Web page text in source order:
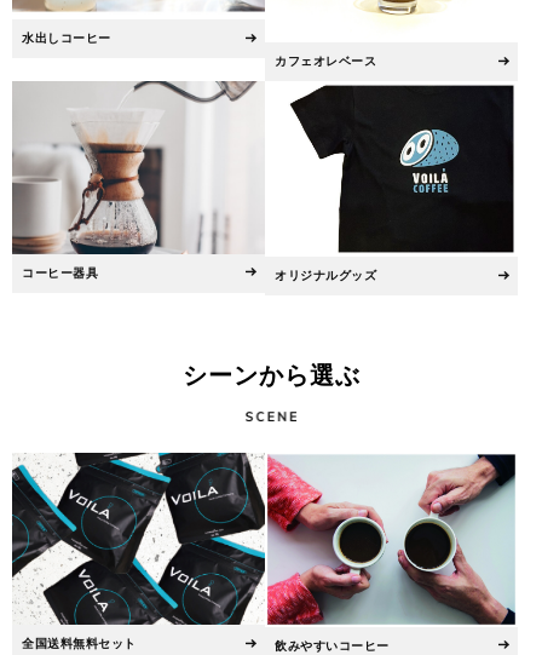
水出しコーヒー
カフェオレベース
コーヒー器具 オリジナルグッズ
シーンから選ぶ
全国送料無料セット 飲みやすいコーヒー